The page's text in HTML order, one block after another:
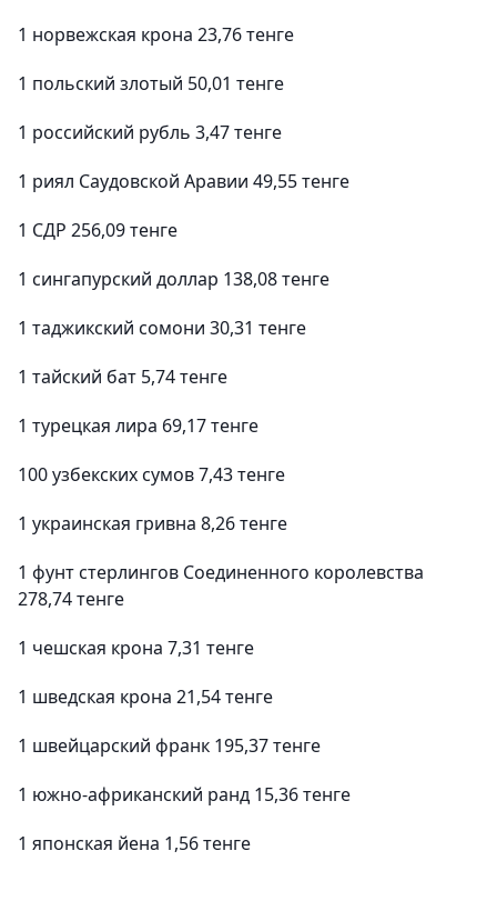
1 норвежская крона 23,76 тенге
1 польский злотый 50,01 тенге
1 российский рубль 3,47 тенге
1 риял Саудовской Аравии 49,55 тенге
1 СДР 256,09 тенге
1 сингапурский доллар 138,08 тенге
1 таджикский сомони 30,31 тенге
1 тайский бат 5,74 тенге
1 турецкая лира 69,17 тенге
100 узбекских сумов 7,43 тенге
1 украинская гривна 8,26 тенге
1 фунт стерлингов Соединенного королевства
278,74 тенге
1 чешская крона 7,31 тенге
1 шведская крона 21,54 тенге
1 швейцарский франк 195,37 тенге
1 южно-африканский ранд 15,36 тенге
1 японская йена 1,56 тенге